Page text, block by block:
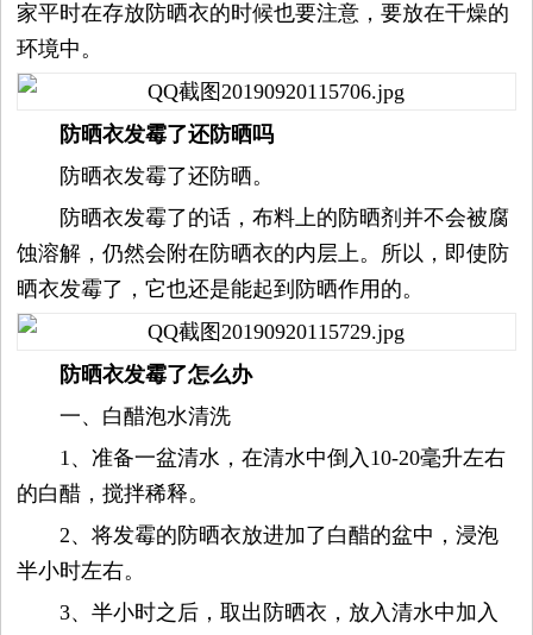
式
新
时
尚
家平时在存放防晒衣的时候也要注意，要放在干燥的
环境中。
防晒衣发霉了还防晒吗
防晒衣发霉了还防晒。
防晒衣发霉了的话，布料上的防晒剂并不会被腐
蚀溶解，仍然会附在防晒衣的内层上。所以，即使防
晒衣发霉了，它也还是能起到防晒作用的。
防晒衣发霉了怎么办
一、白醋泡水清洗
1、准备一盆清水，在清水中倒入10-20毫升左右
的白醋，搅拌稀释。
2、将发霉的防晒衣放进加了白醋的盆中，浸泡
半小时左右。
3、半小时之后，取出防晒衣，放入清水中加入